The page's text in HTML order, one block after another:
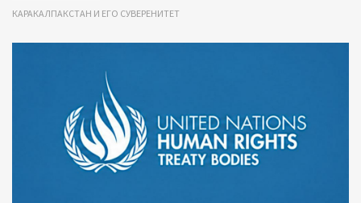
КАРАКАЛПАКСТАН И ЕГО СУВЕРЕНИТЕТ